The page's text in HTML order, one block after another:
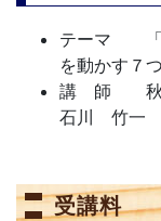
テーマ 「
を動かす７
講 師 秋田
石川 竹一
受講料